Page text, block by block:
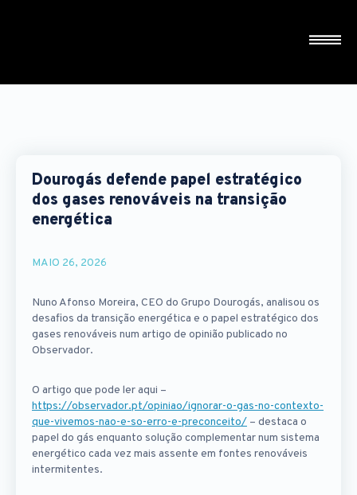
Dourogás defende papel estratégico
dos gases renováveis na transição
energética
MAIO 26, 2026
Nuno Afonso Moreira, CEO do Grupo Dourogás, analisou os
desafios da transição energética e o papel estratégico dos
gases renováveis num artigo de opinião publicado no
Observador.
O artigo que pode ler aqui –
https://observador.pt/opiniao/ignorar-o-gas-no-contexto-
que-vivemos-nao-e-so-erro-e-preconceito/ – destaca o
papel do gás enquanto solução complementar num sistema
energético cada vez mais assente em fontes renováveis
intermitentes.